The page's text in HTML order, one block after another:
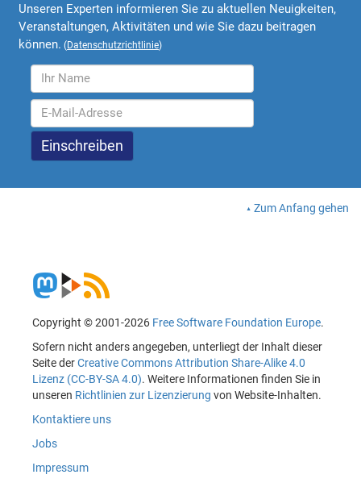
Unseren Experten informieren Sie zu aktuellen Neuigkeiten,
Veranstaltungen, Aktivitäten und wie Sie dazu beitragen
können. (Datenschutzrichtlinie)
Zum Anfang gehen
Copyright © 2001-2026 Free Software Foundation Europe.
Sofern nicht anders angegeben, unterliegt der Inhalt dieser
Seite derCreative Commons Attribution Share-Alike 4.0
Lizenz (CC-BY-SA 4.0). Weitere Informationen finden Sie in
unseren Richtlinien zur Lizenzierung von Website-Inhalten.
Kontaktiere uns
Jobs
Impressum